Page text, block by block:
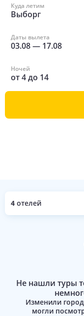
Куда летим
Выборг
Даты вылета
03.08— 17.08
Ночей
от4до 14
4 отелей
Не нашли туры
Изменили
могли